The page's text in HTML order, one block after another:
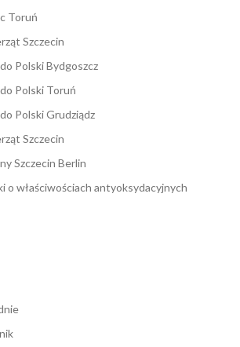
Toruń
Szczecin
Polski Bydgoszcz
Polski Toruń
Polski Grudziądz
Szczecin
Szczecin Berlin
o właściwościach antyoksydacyjnych